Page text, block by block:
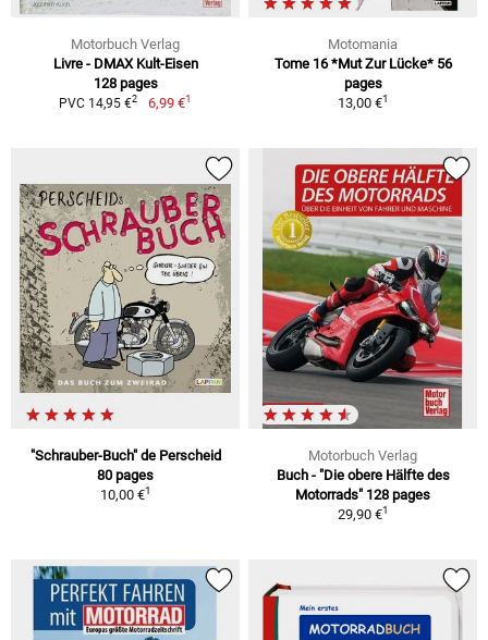
Motorbuch Verlag
Livre - DMAX Kult-Eisen
128 pages
PVC 14,95 €2 6,99 €1
Motomania
Tome 16 *Mut Zur Lücke* 56
pages
13,00 €1
"Schrauber-Buch" de Perscheid
80 pages
10,00 €1
Motorbuch Verlag
Buch - "Die obere Hälfte des
Motorrads" 128 pages
29,90 €1